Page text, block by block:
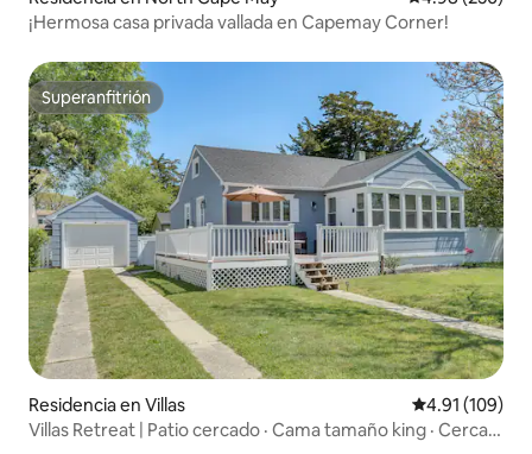
¡Hermosa casa privada vallada en Capemay Corner!
Superanfitrión
Superanfitrión
Residencia en Villas Calificación
4.91 (109)
Villas Retreat | Patio cercado · Cama tamaño king · Cerca